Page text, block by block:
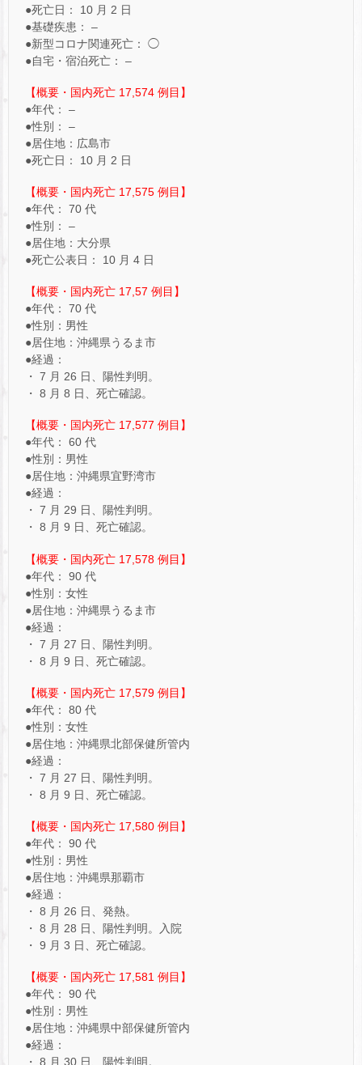
●死亡日： 10 月 2 日
●基礎疾患： –
●新型コロナ関連死亡： ◯
●自宅・宿泊死亡： –
【概要・国内死亡 17,574 例目】
●年代： –
●性別： –
●居住地：広島市
●死亡日： 10 月 2 日
【概要・国内死亡 17,575 例目】
●年代： 70 代
●性別： –
●居住地：大分県
●死亡公表日： 10 月 4 日
【概要・国内死亡 17,57 ​例目】
●年代： 70 代
●性別：男性
●居住地：沖縄県うるま市
●経過：
・ 7 月 26 日、陽性判明。
・ 8 月 8 日、死亡確認。
【概要・国内死亡 17,577 例目】
●年代： 60 代
●性別：男性
●居住地：沖縄県宜野湾市
●経過：
・ 7 月 29 日、陽性判明。
・ 8 月 9 日、死亡確認。
【概要・国内死亡 17,578 例目】
●年代： 90 代
●性別：女性
●居住地：沖縄県うるま市
●経過：
・ 7 月 27 日、陽性判明。
・ 8 月 9 日、死亡確認。
【概要・国内死亡 17,579 例目】
●年代： 80 代
●性別：女性
●居住地：沖縄県北部保健所管内
●経過：
・ 7 月 27 日、陽性判明。
・ 8 月 9 日、死亡確認。
【概要・国内死亡 17,580 ​例目】
●年代： 90 代
●性別：男性
●居住地：沖縄県那覇市
●経過：
・ 8 月 26 日、発熱。
・ 8 月 28 日、陽性判明。入院
・ 9 月 3 日、死亡確認。
【概要・国内死亡 17,581 例目】
●年代： 90 代
●性別：男性
●居住地：沖縄県中部保健所管内
●経過：
・ 8 月 30 日、陽性判明。